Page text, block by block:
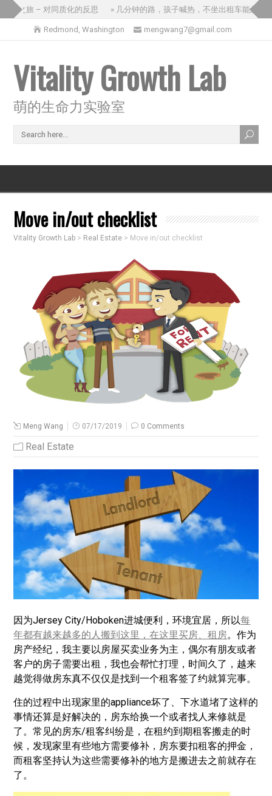
国之旅 – 对同质化的反思 » 几分钟的路，孩子喊热，不坐出租车能怎么办
Redmond, Washington mengwang7@gmail.com
Vitality Growth Lab
萌的生命力实验室
Move in/out checklist
Vitality Growth Lab > Real Estate > Move in/out checklist
Meng Wang 07/17/2019 0 Comments
Real Estate
因为Jersey City/Hoboken进城便利，环境宜居，所以每
年都有越来越多的人搬到这里，在这里买房、租房。作为
房产经纪，我主要以房屋买卖业务为主，偶尔有朋友或者
客户的房子需要出租，我也会帮忙打理，时间久了，越来
越觉得做房东真不仅仅是找到一个租客签了约就算完事。
住的过程中出现家里的appliance坏了、下水道堵了这样的
事情还算是好解决的，房东给换一个或者找人来修就是
了。常见的房东/租客纠纷是，在租约到期租客搬走的时
候，发现家里有些地方需要修补，房东要扣租客的押金，
而租客坚持认为这些需要修补的地方是搬进去之前就存在
了。